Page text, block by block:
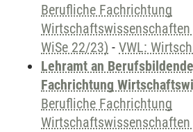
Berufliche Fachrichtung
WiSe 22/23) - VWL:
Lehramt an
Fachrichtung
Berufliche Fachrichtung